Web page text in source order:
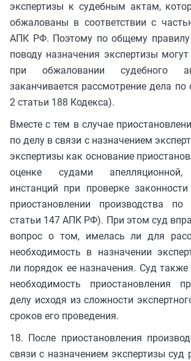
экспертизы к судебным актам,
обжалованы в соответствии с
АПК РФ. Поэтому по общему
поводу назначения экспертизы
при обжаловании судебного
заканчивается рассмотрение дела по
2 статьи 188 Кодекса).
Вместе с тем в случае
по делу в связи с назначением
экспертизы как основание
оценке судами апелляционной,
инстанций при проверке
приостановлении производства
статьи 147 АПК РФ). При этом суд
вопрос о том, имелась ли для
необходимость в назначении
ли порядок ее назначения. Суд также
необходимость приостановления
делу исходя из сложности
сроков его проведения.
18. После приостановления
связи с назначением экспертизы суд